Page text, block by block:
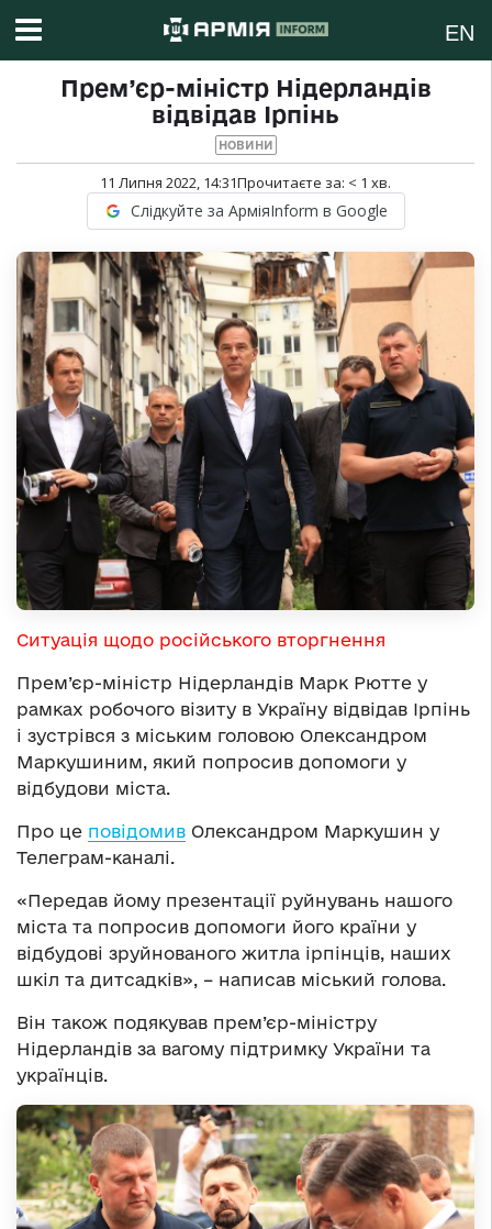
EN
Прем’єр-міністр Нідерландів
відвідав Ірпінь
НОВИНИ
11 Липня 2022, 14:31Прочитаєте за: < 1 хв.
Слідкуйте за АрміяInform в Google
Ситуація щодо російського вторгнення
Прем’єр-міністр Нідерландів Марк Рютте у
рамках робочого візиту в Україну відвідав Ірпінь
і зустрівся з міським головою Олександром
Маркушиним, який попросив допомоги у
відбудови міста.
Про це повідомив Олександром Маркушин у
Телеграм-каналі.
«Передав йому презентації руйнувань нашого
міста та попросив допомоги його країни у
відбудові зруйнованого житла ірпінців, наших
шкіл та дитсадків», – написав міський голова.
Він також подякував прем’єр-міністру
Нідерландів за вагому підтримку України та
українців.